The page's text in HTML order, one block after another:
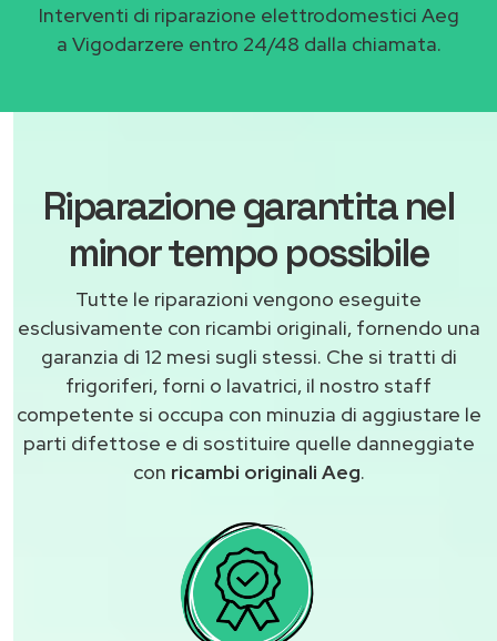
Interventi di riparazione elettrodomestici Aeg
a Vigodarzere entro 24/48 dalla chiamata.
Riparazione garantita nel
minor tempo possibile
Tutte le riparazioni vengono eseguite
esclusivamente con ricambi originali, fornendo una
garanzia di 12 mesi sugli stessi. Che si tratti di
frigoriferi, forni o lavatrici, il nostro staff
competente si occupa con minuzia di aggiustare le
parti difettose e di sostituire quelle danneggiate
con ricambi originali Aeg.